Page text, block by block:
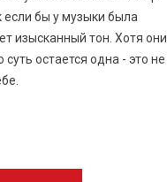
если бы у музыки была
изысканный тон. Хотя они
остается одна - это не